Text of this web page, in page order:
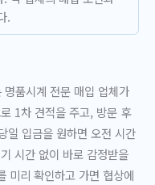
.
품시계 전문 매입 업체가
1차 견적을 주고, 방문 후
일 입금을 원하면 오전 시간
시간 없이 바로 감정받을
미리 확인하고 가면 협상에